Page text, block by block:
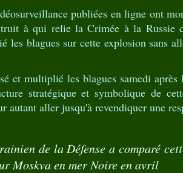
publiées en ligne ont
à qui relie la Crimée à la Russie
les blagues sur cette explosion sans
et multiplié les blagues samedi
stratégique et symbolique de
autant aller jusqu'à revendiquer une
de la Défense a comparé
Moskva en mer Noire en avril